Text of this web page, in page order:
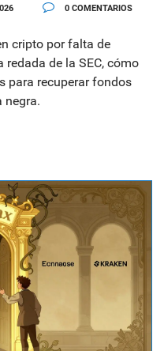
0 COMENTARIOS
cripto por falta de
redada de la SEC, cómo
para recuperar fondos
negra.